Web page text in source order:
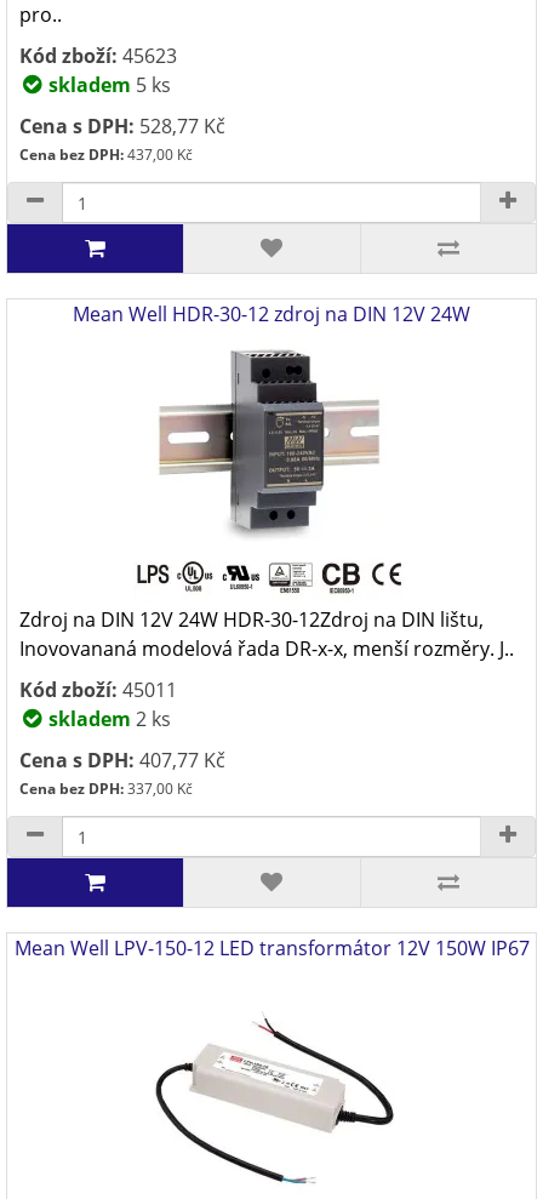
pro..
Kód zboží: 45623
skladem 5 ks
Cena s DPH: 528,77 Kč
Cena bez DPH:437,00 Kč
Mean Well HDR-30-12 zdroj na DIN 12V 24W
Zdroj na DIN 12V 24W HDR-30-12Zdroj na DIN lištu,
Inovovananá modelová řada DR-x-x, menší rozměry. J..
Kód zboží: 45011
skladem 2 ks
Cena s DPH: 407,77 Kč
Cena bez DPH:337,00 Kč
Mean Well LPV-150-12 LED transformátor 12V 150W IP67